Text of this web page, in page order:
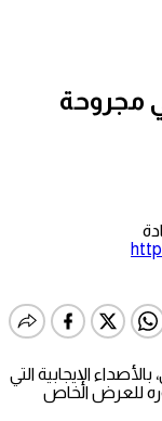
مجروحة
الإيجابية التي
بعد حضوره للعرض الخاص